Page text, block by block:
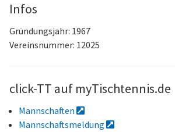
Infos
Gründungsjahr: 1967
Vereinsnummer: 12025
click-TT auf myTischtennis.de
Mannschaften
Mannschaftsmeldung